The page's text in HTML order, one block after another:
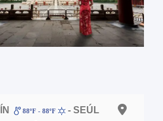
88ºF - 88ºF - SEÚL